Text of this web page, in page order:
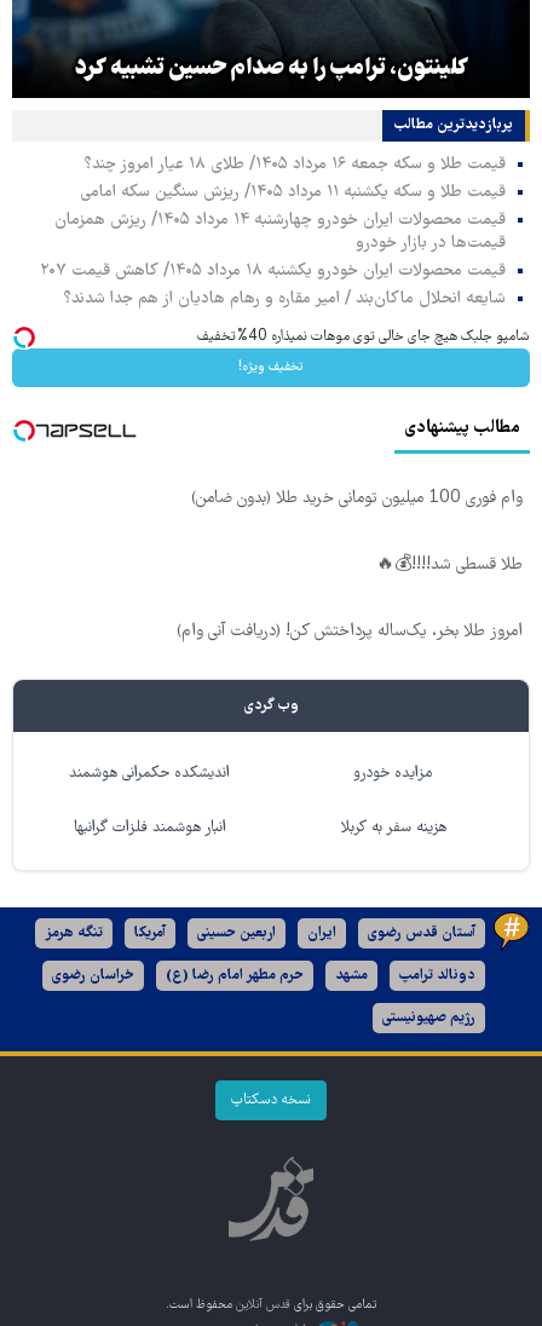
کلینتون، ترامپ را به صدام حسین تشبیه کرد
پربازدیدترین‌ مطالب
قیمت طلا و سکه جمعه ۱۶ مرداد ۱۴۰۵/ طلای ۱۸ عیار امروز چند؟
قیمت طلا و سکه یکشنبه ۱۱ مرداد ۱۴۰۵/ ریزش سنگین سکه امامی
قیمت محصولات ایران خودرو چهارشنبه ۱۴ مرداد ۱۴۰۵/ ریزش همزمان
قیمت‌ها در بازار خودرو
قیمت محصولات ایران خودرو یکشنبه ۱۸ مرداد ۱۴۰۵/ کاهش قیمت ۲۰۷
شایعه انحلال ماکان‌بند / امیر مقاره و رهام هادیان از هم جدا شدند؟
شامپو جلبک هیچ جای خالی توی موهات نمیذاره 40%تخفیف
تخفیف ویژه!
مطالب پیشنهادی
وام فوری 100 میلیون تومانی خرید طلا (بدون ضامن)
طلا قسطی شد!!!!💰🔥
امروز طلا بخر، یک‌ساله پرداختش کن! (دریافت آنی وام)
وب گردی
مزایده خودرو اندیشکده حکمرانی هوشمند
هزینه سفر به کربلا انبار هوشمند فلزات گرانبها
آستان قدس رضوی ایران اربعین حسینی آمریکا تنگه هرمز
دونالد ترامپ مشهد حرم مطهر امام رضا (ع) خراسان رضوی
رژیم صهیونیستی
نسخه دسکتاپ
تمامی حقوق برای قدس آنلاین محفوظ است.